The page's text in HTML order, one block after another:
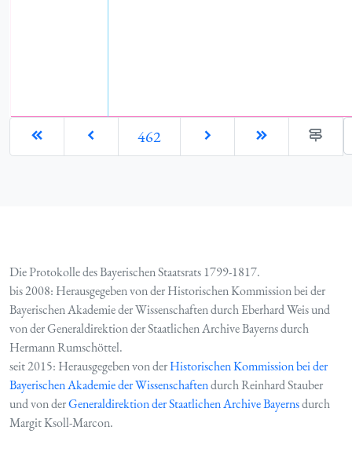
462
Die Protokolle des Bayerischen Staatsrats 1799-1817.
bis 2008: Herausgegeben von der Historischen Kommission bei der
Bayerischen Akademie der Wissenschaften durch Eberhard Weis und
von der Generaldirektion der Staatlichen Archive Bayerns durch
Hermann Rumschöttel.
seit 2015: Herausgegeben von derHistorischen Kommission bei der
Bayerischen Akademie der Wissenschaftendurch Reinhard Stauber
und von derGeneraldirektion der Staatlichen Archive Bayernsdurch
Margit Ksoll-Marcon.